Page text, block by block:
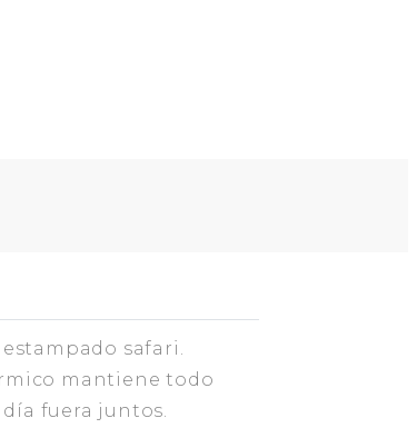
safari.
mantiene todo
fuera juntos.